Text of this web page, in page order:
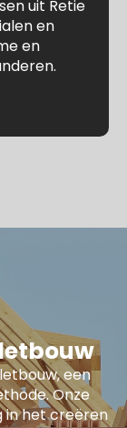
uit Retie
en
en
een
Onze
in het creëren